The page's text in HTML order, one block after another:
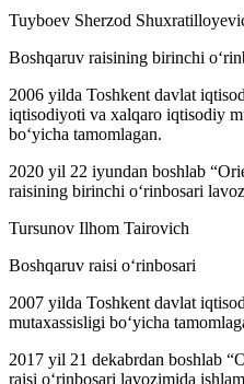
Tuyboev Sherzod
Boshqaruv raisining birinchi
2006 yilda Toshkent davlat
iqtisodiyoti va xalqaro iqtisodiy
bo‘yicha tamomlagan.
2020 yil 22 iyundan boshlab
raisining birinchi o‘rinbosari
Tursunov Ilhom Tairovich
Boshqaruv raisi o‘rinbosari
2007 yilda Toshkent davlat
mutaxassisligi bo‘yicha
2017 yil 21 dekabrdan boshlab
raisi o‘rinbosari lavozimida